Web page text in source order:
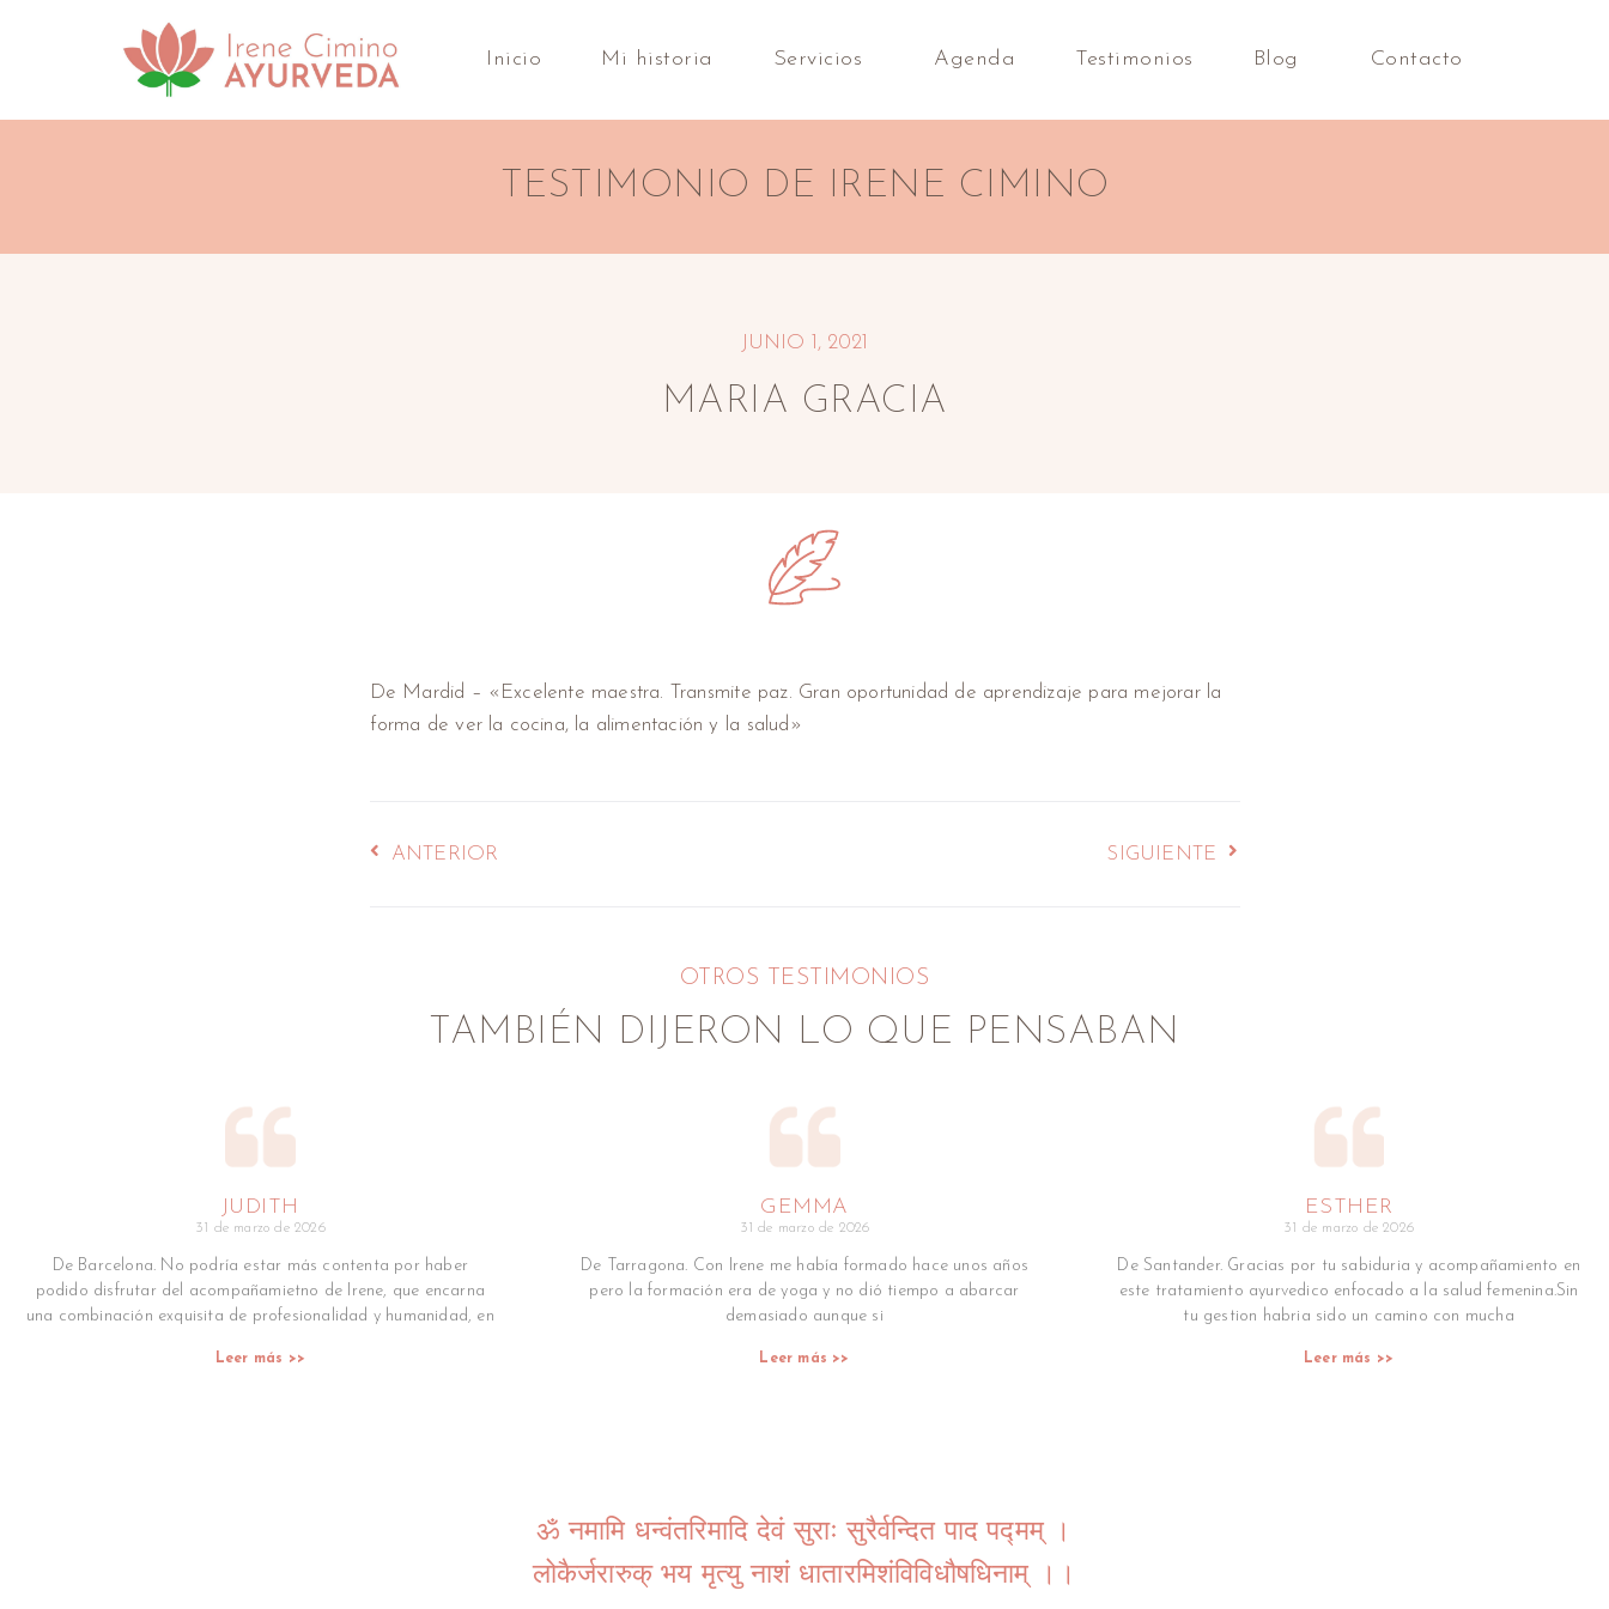
Inicio Mi historia Servicios Agenda Testimonios Blog Contacto
TESTIMONIO DE IRENE CIMINO
JUNIO 1, 2021
MARIA GRACIA
De Mardid – «Excelente maestra. Transmite paz. Gran oportunidad de aprendizaje para mejorar la
forma de ver la cocina, la alimentación y la salud»
ANTERIOR SIGUIENTE
OTROS TESTIMONIOS
TAMBIÉN DIJERON LO QUE PENSABAN
JUDITH
31 de marzo de 2026
De Barcelona. No podría estar más contenta por haber
podido disfrutar del acompañamietno de Irene, que encarna
una combinación exquisita de profesionalidad y humanidad, en
Leer más >>
GEMMA
31 de marzo de 2026
De Tarragona. Con Irene me había formado hace unos años
pero la formación era de yoga y no dió tiempo a abarcar
demasiado aunque si
Leer más >>
ESTHER
31 de marzo de 2026
De Santander. Gracias por tu sabiduria y acompañamiento en
este tratamiento ayurvedico enfocado a la salud femenina.Sin
tu gestion habria sido un camino con mucha
Leer más >>
ॐ नमामि धन्वंतरिमादि देवं सुराः सुरैर्वन्दित पाद पद्मम् ।
लोकैर्जरारुक् भय मृत्यु नाशं धातारमिशंविविधौषधिनाम् ।।